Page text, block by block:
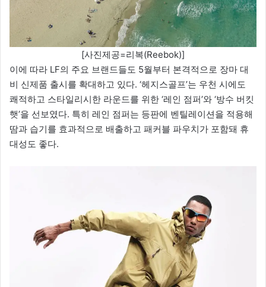
[사진제공=리복(Reebok)]
이에 따라 LF의 주요 브랜드들도 5월부터 본격적으로 장마 대
비 신제품 출시를 확대하고 있다. ‘헤지스골프’는 우천 시에도
쾌적하고 스타일리시한 라운드를 위한 ‘레인 점퍼’와 ‘방수 버킷
햇’을 선보였다. 특히 레인 점퍼는 등판에 벤틸레이션을 적용해
땀과 습기를 효과적으로 배출하고 패커블 파우치가 포함돼 휴
대성도 좋다.